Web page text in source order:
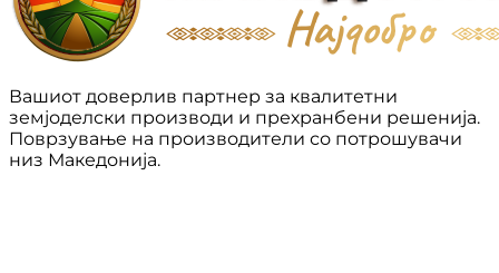
Вашиот доверлив партнер за квалитетни
земјоделски производи и прехранбени решенија.
Поврзување на производители со потрошувачи
низ Македонија.